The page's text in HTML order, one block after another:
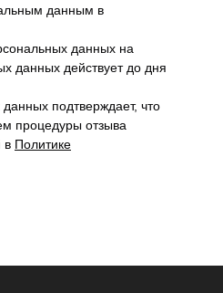
данным в
данных на
данных действует до дня
подтверждает, что
процедуры отзыва
в Политике